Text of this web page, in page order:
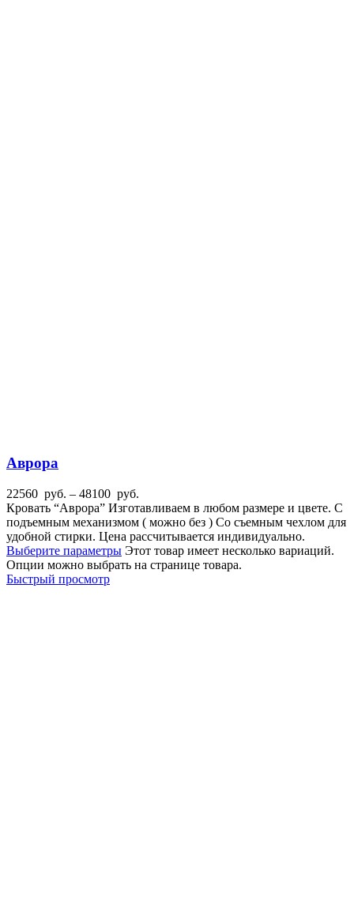
Аврора
22560 руб. – 48100 руб.
Кровать “Аврора” Изготавливаем в любом размере и цвете. С
подъемным механизмом ( можно без ) Со съемным чехлом для
удобной стирки. Цена рассчитывается индивидуально.
Выберите параметры Этот товар имеет несколько вариаций.
Опции можно выбрать на странице товара.
Быстрый просмотр